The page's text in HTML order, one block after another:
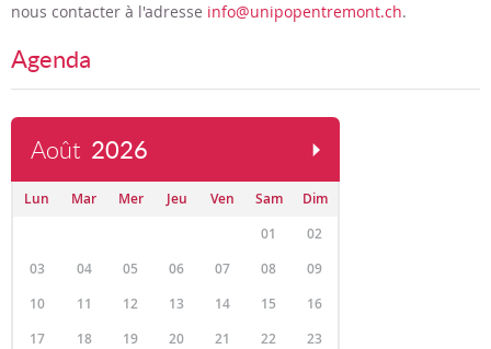
nous contacter à l'adresse info@unipopentremont.ch.
Agenda
Août 2026
Lun Mar Mer Jeu Ven Sam
Dim
01
02
03
04 05 06 07 08
09
10
11 12 13 14 15
16
17
18 19 20 21 22
23